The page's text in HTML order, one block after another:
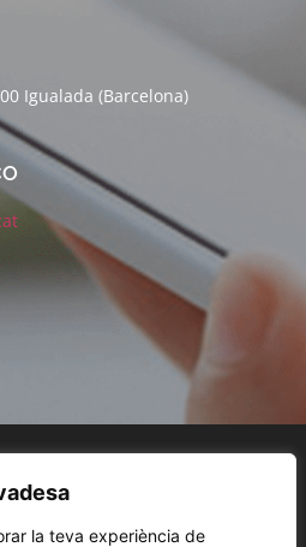
la teva experiència de
Igualada (Barcelona)